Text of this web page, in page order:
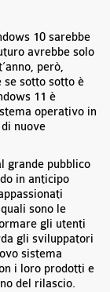
10 sarebbe
avrebbe solo
però,
se sotto sotto è
11 è
operativo in
nuove
grande pubblico
in anticipo
sono le
gli utenti
gli sviluppatori
sistema
i loro prodotti e
del rilascio.